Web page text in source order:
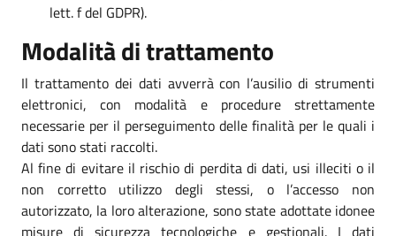
lett. f del GDPR).
Modalità di trattamento
Il trattamento dei dati avverrà con l’ausilio di strumenti
elettronici, con modalità e procedure strettamente
necessarie per il perseguimento delle finalità per le quali i
dati sono stati raccolti.
Al fine di evitare il rischio di perdita di dati, usi illeciti o il
non corretto utilizzo degli stessi, o l’accesso non
autorizzato, la loro alterazione, sono state adottate idonee
misure di sicurezza tecnologiche e gestionali. I dati